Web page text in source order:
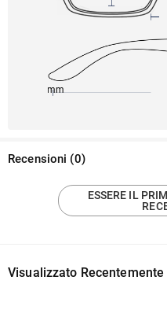
145mm
Recensioni (0)
ESSERE IL
Visualizzato Recentemente